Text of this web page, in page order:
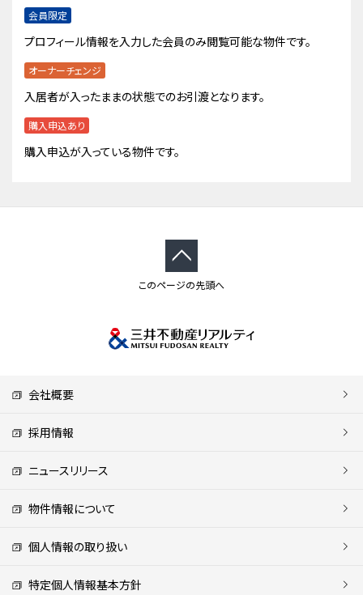
会員限定
プロフィール情報を入力した会員のみ閲覧可能な物件です。
オーナーチェンジ
入居者が入ったままの状態でのお引渡となります。
購入申込あり
購入申込が入っている物件です。
このページの先頭へ
会社概要
採用情報
ニュースリリース
物件情報について
個人情報の取り扱い
特定個人情報基本方針